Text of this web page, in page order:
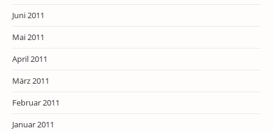
Juni 2011
Mai 2011
April 2011
März 2011
Februar 2011
Januar 2011